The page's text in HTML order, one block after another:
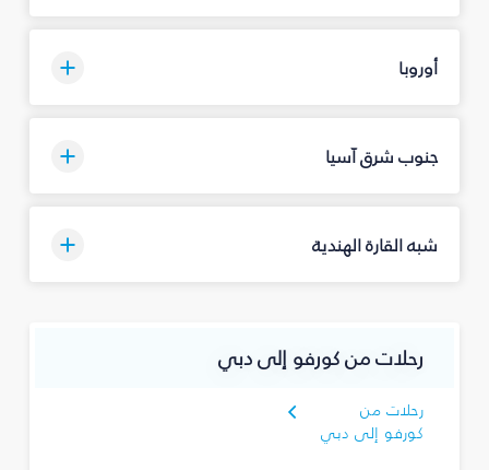
أوروبا
جنوب شرق آسيا
شبه القارة الهندية
رحلات من كورفو إلى دبي
رحلات من
كورفو إلى دبي